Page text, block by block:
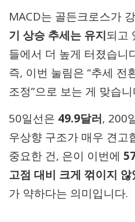
MACD는 골든크로스가
기 상승 추세는 유지되고
들에서 더 높게 터졌습니
즉, 이번 눌림은 “추세 전
조정”으로 보는 게 맞습니
50일선은 49.9달러, 200
우상향 구조가 매우 견고
중요한 건, 은이 이번에
고점 대비 크게 꺾이지 않
가 약하다는 의미입니다.